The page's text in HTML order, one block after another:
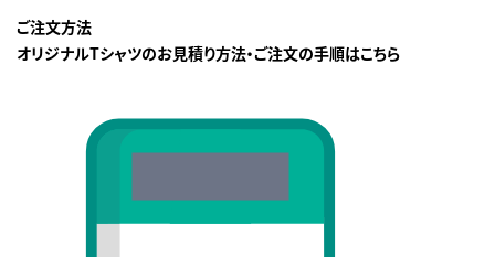
ご注文方法
オリジナルTシャツのお見積り方法・ご注文の手順はこちら